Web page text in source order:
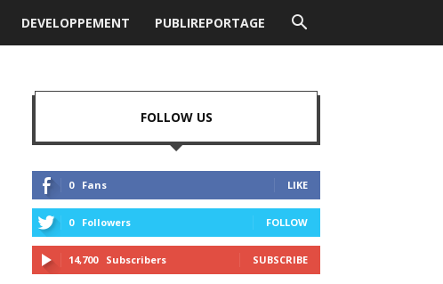
DEVELOPPEMENT PUBLIREPORTAGE
FOLLOW US
0 Fans LIKE
0 Followers FOLLOW
14,700 Subscribers SUBSCRIBE